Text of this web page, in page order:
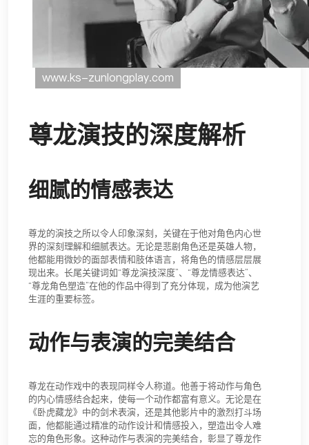
尊龙演技的深度解析
细腻的情感表达
尊龙的演技之所以令人印象深刻，关键在于他对角色内心世
界的深刻理解和细腻表达。无论是悲剧角色还是英雄人物，
他都能用微妙的面部表情和肢体语言，将角色的情感层层展
现出来。长尾关键词如“尊龙演技深度”、“尊龙情感表达”、
“尊龙角色塑造”在他的作品中得到了充分体现，成为他演艺
生涯的重要标签。
动作与表演的完美结合
尊龙在动作戏中的表现同样令人称道。他善于将动作与角色
的内心情感结合起来，使每一个动作都富有意义。无论是在
《卧虎藏龙》中的剑术表演，还是其他影片中的激烈打斗场
面，他都能通过精准的动作设计和情感投入，塑造出令人难
忘的角色形象。这种动作与表演的完美结合，彰显了尊龙作